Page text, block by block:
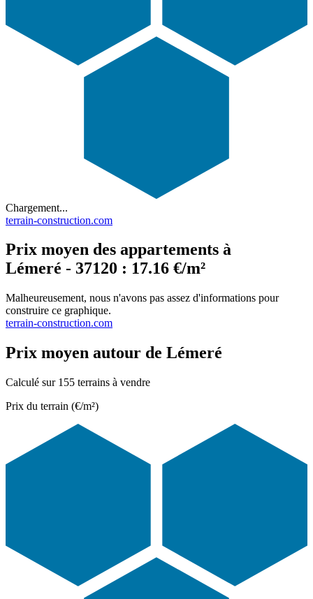
Chargement...
terrain-construction.com
Prix moyen des appartements à
Lémeré - 37120 : 17.16 €/m²
Malheureusement, nous n'avons pas assez d'informations pour
construire ce graphique.
terrain-construction.com
Prix moyen autour de Lémeré
Calculé sur 155 terrains à vendre
Prix du terrain (€/m²)